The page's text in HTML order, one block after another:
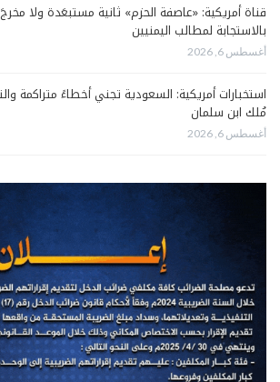
قناة أمريكية: «عاصفة الحزم» ثانية مستبعَدة ولا
بالاستجابة لمطالب اليمنيين
أغسطس 6, 2026
استخبارات أمريكية: السعودية تجني أخطاءً متراكمة
مُلك ابن سلمان
أغسطس 6, 2026